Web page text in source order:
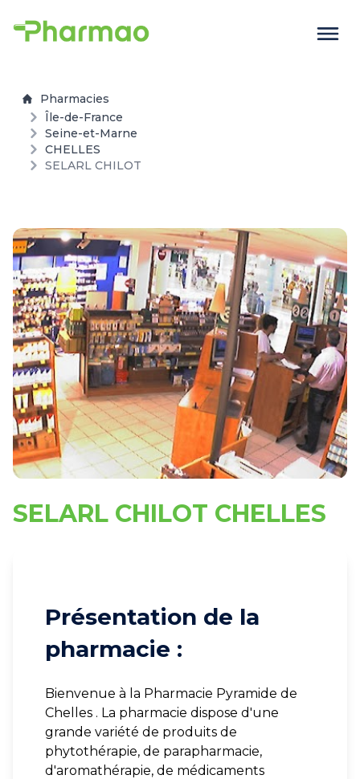
Pharmacies
Île-de-France
Seine-et-Marne
CHELLES
SELARL CHILOT
SELARL CHILOT CHELLES
Présentation de la
pharmacie :
Bienvenue à la Pharmacie Pyramide de
Chelles . La pharmacie dispose d'une
grande variété de produits de
phytothérapie, de parapharmacie,
d'aromathérapie, de médicaments